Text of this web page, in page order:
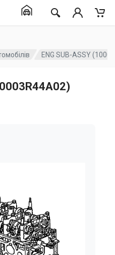
ENG SUB-ASSY